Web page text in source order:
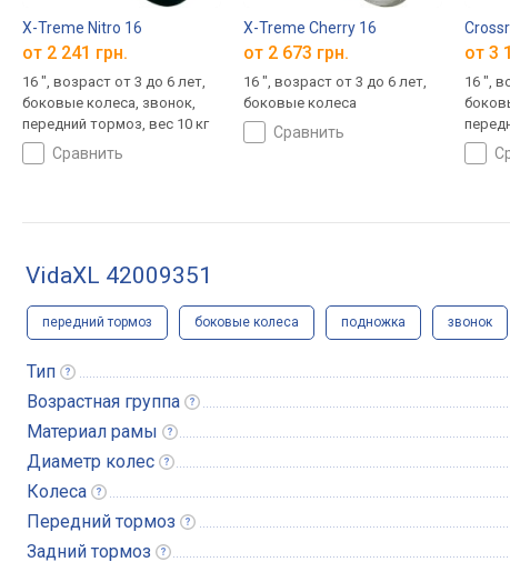
X-Treme Nitro 16
от 2 241 грн.
16 ", возраст от 3 до 6 лет,
боковые колеса, звонок,
передний тормоз, вес 10 кг
сравнить
X-Treme Cherry 16
от 2 673 грн.
16 ", возраст от 3 до 6 лет,
боковые колеса
сравнить
от 3
16 ",
VidaXL 42009351
передний тормоз боковые колеса подножка звонок
Тип
Возрастная группа
Материал рамы
Диаметр колес
Колеса
Передний тормоз
Задний тормоз